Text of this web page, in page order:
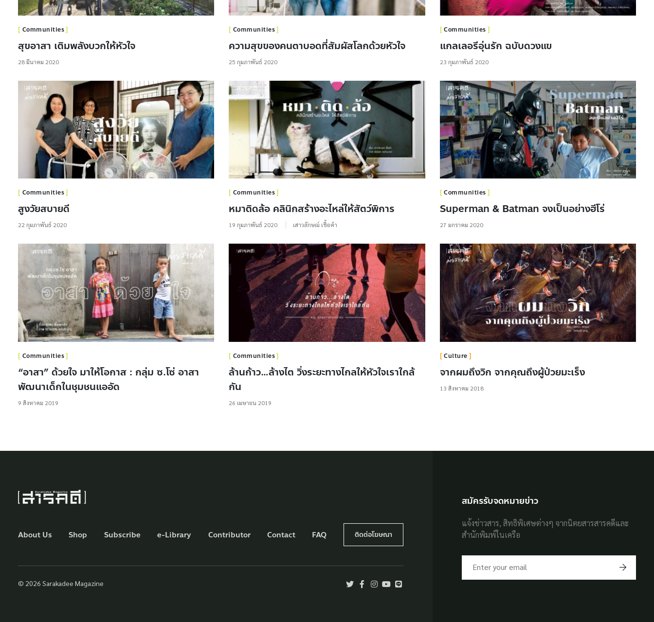
Communities
สุขอาสา เติมพลังบวกให้หัวใจ
28 มีนาคม 2020
Communities
ความสุขของคนตาบอดที่สัมผัสโลกด้วยหัวใจ
25 กุมภาพันธ์ 2020
Communities
แกลเลอรีอุ่นรัก ฉบับดวงแข
23 กุมภาพันธ์ 2020
Communities
สูงวัยสบายดี
22 กุมภาพันธ์ 2020
Communities
หมาติดล้อ คลินิกสร้างอะไหล่ให้สัตว์พิการ
19 กุมภาพันธ์ 2020 เสาวลักษณ์ เชื้อคำ
Communities
Superman & Batman จงเป็นอย่างฮีโร่
27 มกราคม 2020
Communities
“อาสา” ด้วยใจ มาให้โอกาส : กลุ่ม ซ.โซ่ อาสา
พัฒนาเด็กในชุมชนแออัด
9 สิงหาคม 2019
Communities
ล้านก้าว…ล้างไต วิ่งระยะทางไกลให้หัวใจเราใกล้
กัน
26 เมษายน 2019
Culture
จากผมถึงวิก จากคุณถึงผู้ป่วยมะเร็ง
13 สิงหาคม 2018
About Us Shop Subscribe e-Library Contributor Contact FAQ ติดต่อโฆษณา
© 2026 Sarakadee Magazine
สมัครรับจดหมายข่าว
แจ้งข่าวสาร, สิทธิพิเศษต่างๆ จากนิตยสารสารคดีและ
สำนักพิมพ์ในเครือ